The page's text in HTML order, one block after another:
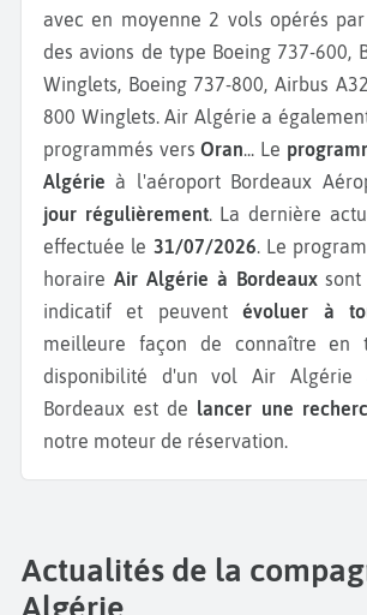
avec en moyenne 2 vols opérés
des avions de type Boeing 737-600,
Winglets, Boeing 737-800, Airbus
800 Winglets.Air Algérie a
programmés versOran... Le
Algérie à l'aéroport Bordeaux
jour régulièrement. La dernière
effectuée le 31/07/2026. Le
horaire Air Algérie à Bordeauxsont
indicatif et peuventévoluer à
meilleure façon de connaître en
disponibilité d'un vol Air Algérie
Bordeaux est de lancer une
notre moteur de réservation.
Actualités de la
Algérie